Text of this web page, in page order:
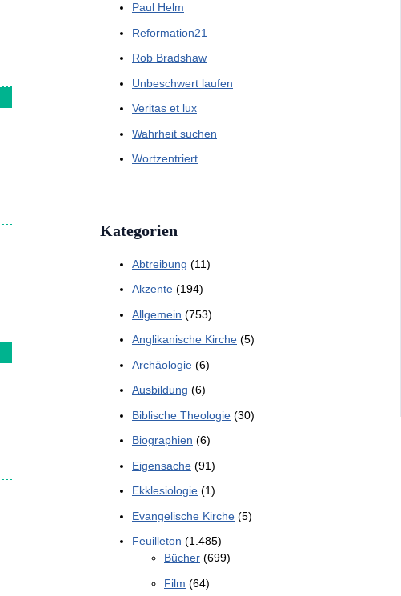
Paul Helm
Reformation21
Rob Bradshaw
Unbeschwert laufen
Veritas et lux
Wahrheit suchen
Wortzentriert
Kategorien
Abtreibung (11)
Akzente (194)
Allgemein (753)
Anglikanische Kirche (5)
Archäologie (6)
Ausbildung (6)
Biblische Theologie (30)
Biographien (6)
Eigensache (91)
Ekklesiologie (1)
Evangelische Kirche (5)
Feuilleton (1.485)
Bücher (699)
Film (64)